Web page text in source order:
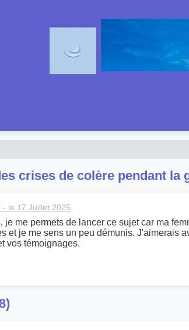
crises de colère pendant la
- le 17 Juillet 2025
je me permets de lancer ce sujet car ma
et je me sens un peu démunis. J'aimerais
vos témoignages.